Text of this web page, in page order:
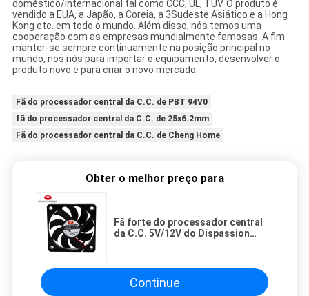
doméstico/internacional tal como CCC, UL, TUV. O produto é
vendido a EUA, a Japão, a Coreia, a 3Sudeste Asiático e a Hong
Kong etc. em todo o mundo. Além disso, nós temos uma
cooperação com as empresas mundialmente famosas. A fim
manter-se sempre continuamente na posição principal no
mundo, nos nós para importar o equipamento, desenvolver o
produto novo e para criar o novo mercado.
Fã do processador central da C.C. de PBT 94V0
fã do processador central da C.C. de 25x6.2mm
Fã do processador central da C.C. de Cheng Home
Obter o melhor preço para
Fã forte do processador central
da C.C. 5V/12V do Dispassion
Continue